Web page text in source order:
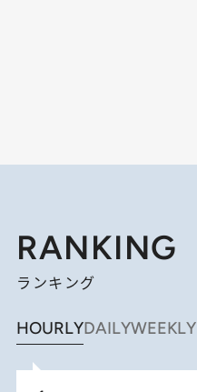
RANKING
ランキング
HOURLYDAILYWEEKLY